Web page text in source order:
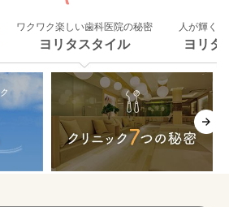
ワクワク楽しい歯科医院の秘密
ヨリタスタイル
人が輝く
ヨリタ